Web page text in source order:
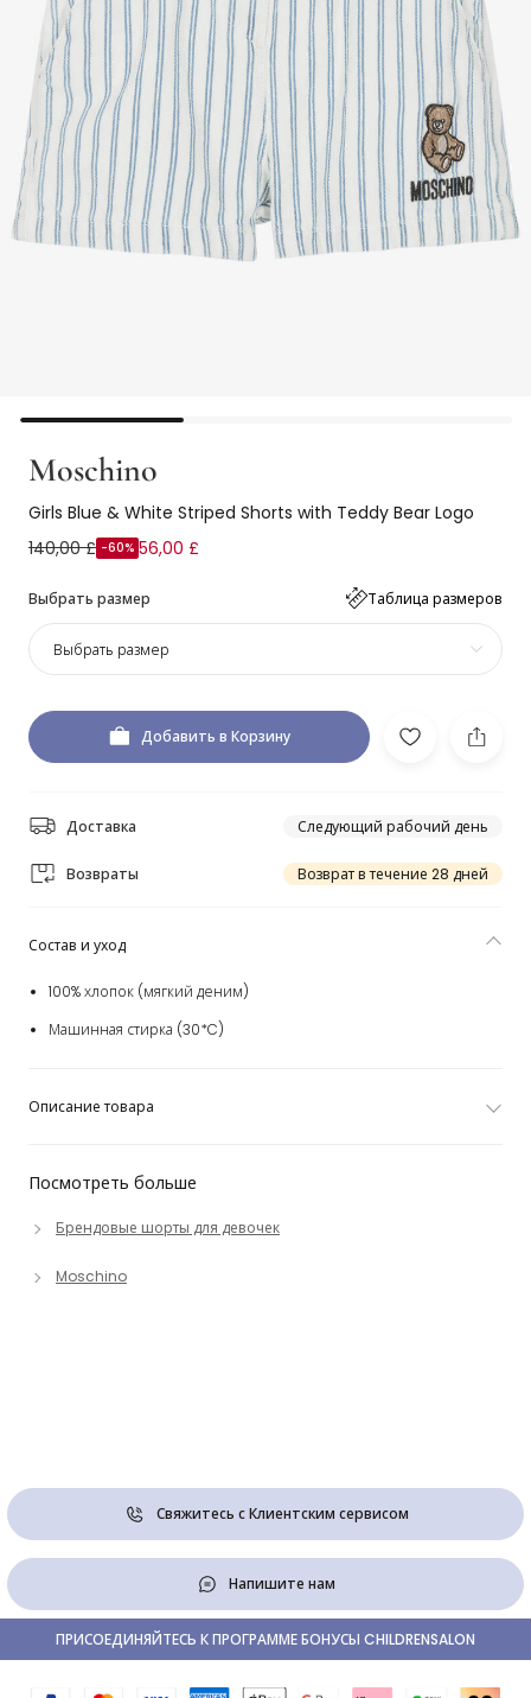
Moschino
Girls Blue & White Striped Shorts with Teddy Bear Logo
140,00 £ -60% 56,00 £
Выбрать размер Таблица размеров
Выбрать размер
Добавить в Корзину
Доставка Следующий рабочий день
Возвраты Возврат в течение 28 дней
Посмотреть больше
Брендовые шорты для девочек
Moschino
Состав и уход
100% хлопок (мягкий деним)
Машинная стирка (30*C)
Описание товара
Свяжитесь с Клиентским сервисом
Напишите нам
ПРИСОЕДИНЯЙТЕСЬ К ПРОГРАММЕ БОНУСЫ CHILDRENSALON